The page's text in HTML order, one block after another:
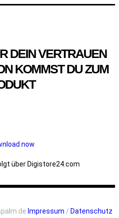
DEIN VERTRAUEN
KOMMST DU ZUM
über Digistore24.com
Impressum / Datenschutz